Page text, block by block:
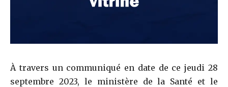
À travers un communiqué en date de ce jeudi 28
septembre 2023, le ministère de la Santé et le